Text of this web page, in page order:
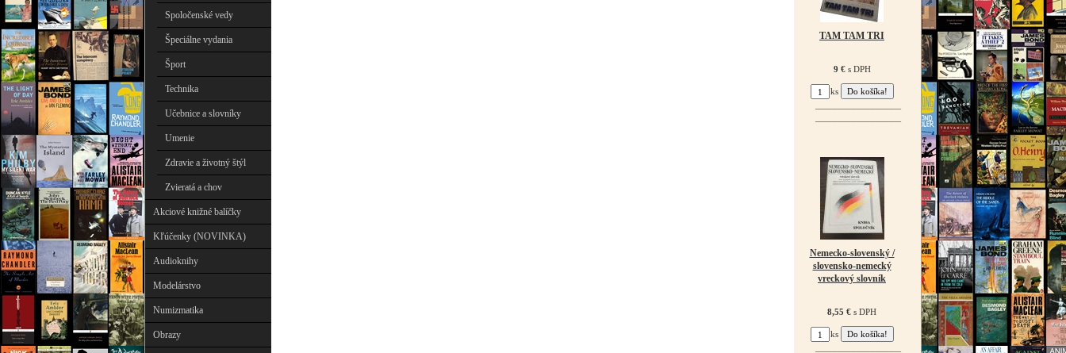
Spoločenské vedy
Špeciálne vydania
Šport
Technika
Učebnice a slovníky
Umenie
Zdravie a životný štýl
Zvieratá a chov
Akciové knižné balíčky
Kľúčenky (NOVINKA)
Audioknihy
Modelárstvo
Numizmatika
Obrazy
TAM TAM TRI
9 €s DPH
ks
Nemecko-slovenský /
slovensko-nemecký
vreckový slovník
8,55 € s DPH
ks